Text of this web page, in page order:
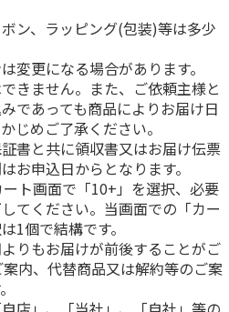
ン、ラッピング(包装)等は多少
変更になる場合があります。
きません。また、ご依頼主様と
であっても商品によりお届け日
じめご了承ください。
書と共に領収書又はお届け伝票
お申込日からとなります。
ト画面で「10+」を選択、必要
てください。当画面での「カー
1個で結構です。
りもお届けが前後することがご
内、代替商品又は解約等のご案